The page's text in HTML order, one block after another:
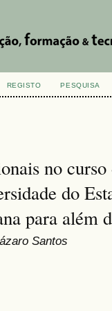
REGISTO PESQUISA
no
do
para além
Santos